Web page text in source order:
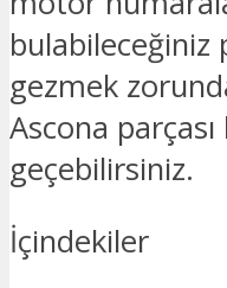
bulabileceğiniz
gezmek
Ascona
geçebilirsiniz.
İçindekiler